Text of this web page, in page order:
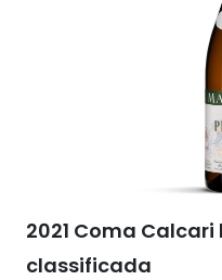
2021 Coma
classificada